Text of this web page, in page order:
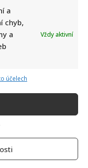
a
chyb,
a
Vždy aktivní
účelech